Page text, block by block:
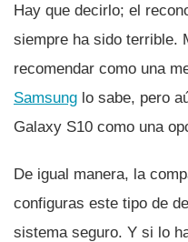
Hay que decirlo; el
siempre ha sido terrible.
recomendar como una
Samsung lo sabe, pero
Galaxy S10 como una
De igual manera, la
configuras este tipo de
sistema seguro. Y si lo